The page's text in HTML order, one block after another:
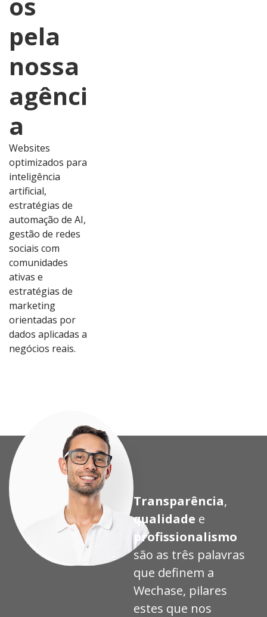
pela
nossa
agênci
a
Websites
optimizados para
inteligência
artificial,
estratégias de
automação de AI,
gestão de redes
sociais com
comunidades
ativas e
estratégias de
marketing
orientadas por
dados aplicadas a
negócios reais.
Transparência,
qualidade e
profissionalismo
são as três palavras
que definem a
Wechase, pilares
estes que nos